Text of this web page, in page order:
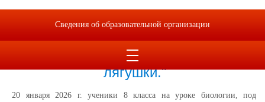
Лабораторная работа
"Сравнение крови
человека с кровью
лягушки."
20 января 2026 г. ученики 8 класса на уроке биологии, под
Сведения об образовательной организации